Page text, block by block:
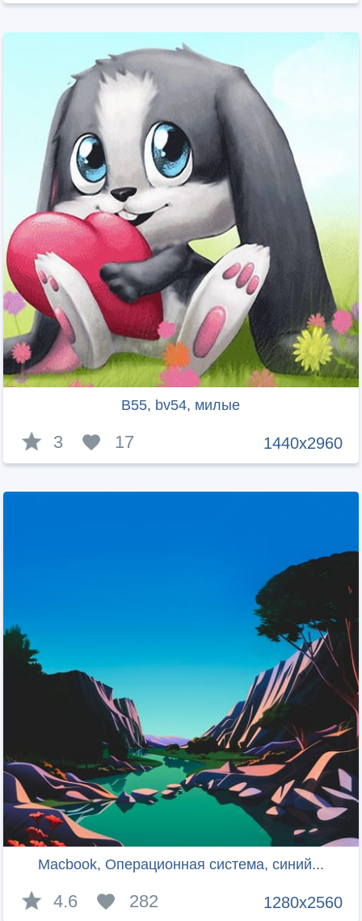
B55, bv54, милые
1440x2960
3 17
Macbook, Операционная система, синий...
1280x2560
4.6 282